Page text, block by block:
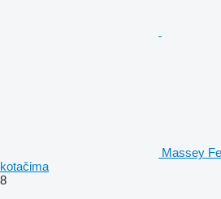
Massey
kotačima
8